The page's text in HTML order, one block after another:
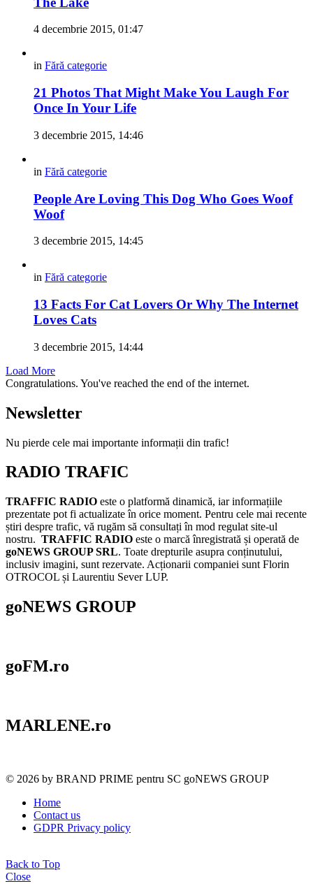
4 decembrie 2015, 01:47
in Fără categorie
21 Photos That Might Make You Laugh For
Once In Your Life
3 decembrie 2015, 14:46
in Fără categorie
People Are Loving This Dog Who Goes Woof
Woof
3 decembrie 2015, 14:45
in Fără categorie
13 Facts For Cat Lovers Or Why The Internet
Loves Cats
3 decembrie 2015, 14:44
Load More
Congratulations. You've reached the end of the internet.
Newsletter
Nu pierde cele mai importante informații din trafic!
RADIO TRAFIC
TRAFFIC RADIO este o platformă dinamică, iar informațiile
prezentate pot fi actualizate în orice moment. Pentru cele mai recente
știri despre trafic, vă rugăm să consultați în mod regulat site-ul
nostru. TRAFFIC RADIO este o marcă înregistrată și operată de
goNEWS GROUP SRL. Toate drepturile asupra conținutului,
inclusiv imagini, sunt rezervate. Acționarii companiei sunt Florin
OTROCOL și Laurentiu Sever LUP.
goNEWS GROUP
goFM.ro
MARLENE.ro
© 2026 by BRAND PRIME pentru SC goNEWS GROUP
Home
Contact us
GDPR Privacy policy
Back to Top
Close